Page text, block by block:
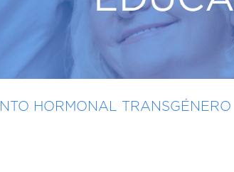
HORMONAL TRANSGÉNERO